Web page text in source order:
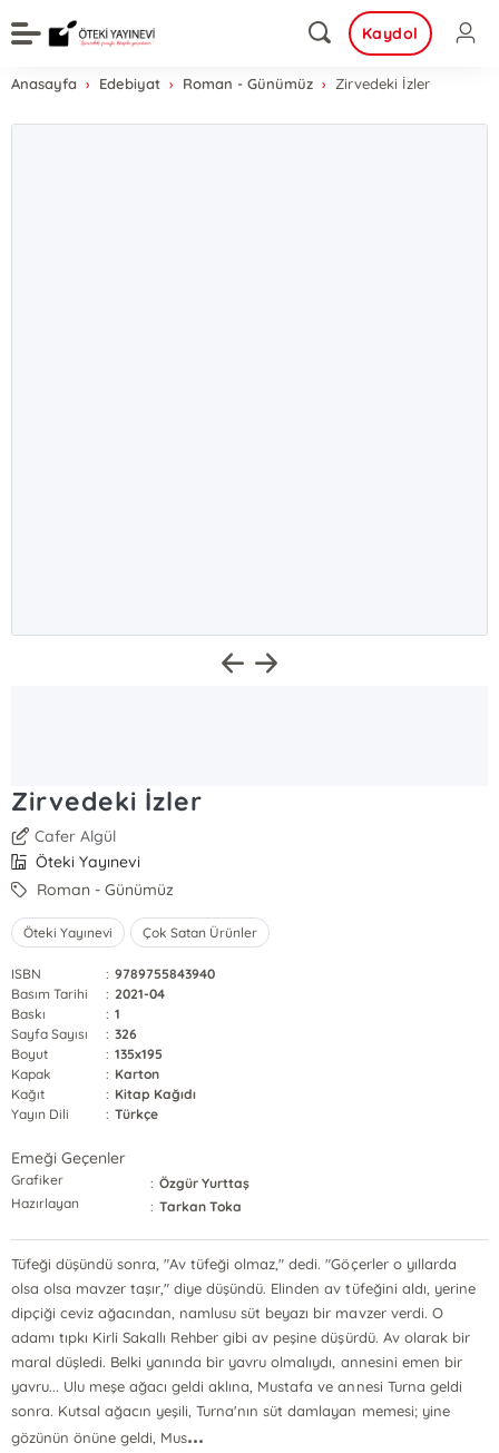
Kaydol
Anasayfa Edebiyat Roman - Günümüz Zirvedeki İzler
Zirvedeki İzler
Cafer Algül
Öteki Yayınevi
Roman - Günümüz
Öteki Yayınevi Çok Satan Ürünler
ISBN : 9789755843940
Basım Tarihi
: 2021-04
Baskı
: 1
Sayfa Sayısı
: 326
Boyut
: 135x195
Kapak
: Karton
Kağıt
: Kitap Kağıdı
Yayın Dili
: Türkçe
Emeği Geçenler
Grafiker : Özgür Yurttaş
Hazırlayan
: Tarkan Toka
Tüfeği düşündü sonra, "Av tüfeği olmaz," dedi. "Göçerler o yıllarda
olsa olsa mavzer taşır," diye düşündü. Elinden av tüfeğini aldı, yerine
dipçiği ceviz ağacından, namlusu süt beyazı bir mavzer verdi. O
adamı tıpkı Kirli Sakallı Rehber gibi av peşine düşürdü. Av olarak bir
maral düşledi. Belki yanında bir yavru olmalıydı, annesini emen bir
yavru... Ulu meşe ağacı geldi aklına, Mustafa ve annesi Turna geldi
sonra. Kutsal ağacın yeşili, Turna'nın süt damlayan memesi; yine
gözünün önüne geldi, Mus...